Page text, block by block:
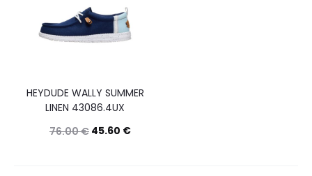
HEYDUDE WALLY SUMMER
LINEN 43086.4UX
76.00€ 45.60 €